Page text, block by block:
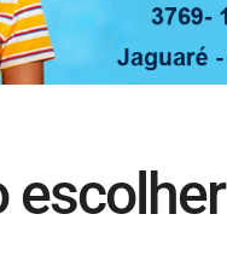
escolher